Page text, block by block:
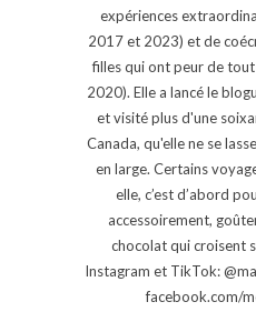
expériences
2017 et 2023) et de
filles qui ont peur de
2020). Elle a lancé le
et visité plus d'une
Canada, qu'elle ne se
en large. Certains
elle, c’est d’abord
accessoirement,
chocolat qui croisent
Instagram et TikTok:
facebook.com/